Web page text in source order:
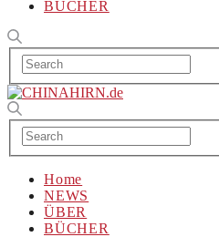
BÜCHER
Home
NEWS
ÜBER
BÜCHER